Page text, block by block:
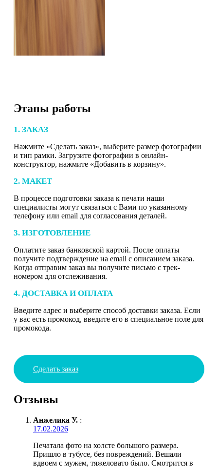
Этапы работы
1. ЗАКАЗ
Нажмите «Сделать заказ», выберите размер фотографии
и тип рамки. Загрузите фотографии в онлайн-
конструктор, нажмите «Добавить в корзину».
2. МАКЕТ
В процессе подготовки заказа к печати наши
специалисты могут связаться с Вами по указанному
телефону или email для согласования деталей.
3. ИЗГОТОВЛЕНИЕ
Оплатите заказ банковской картой. После оплаты
получите подтверждение на email с описанием заказа.
Когда отправим заказ вы получите письмо с трек-
номером для отслеживания.
4. ДОСТАВКА И ОПЛАТА
Введите адрес и выберите способ доставки заказа. Если
у вас есть промокод, введите его в специальное поле для
промокода.
Сделать заказ
Отзывы
Анжелика У. :
17.02.2026
Печатала фото на холсте большого размера.
Пришло в тубусе, без повреждений. Вешали
вдвоем с мужем, тяжеловато было. Смотрится в